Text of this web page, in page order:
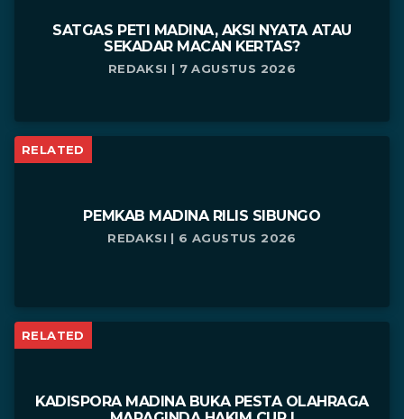
SATGAS PETI MADINA, AKSI NYATA ATAU
SEKADAR MACAN KERTAS?
REDAKSI | 7 AGUSTUS 2026
RELATED
PEMKAB MADINA RILIS SIBUNGO
REDAKSI | 6 AGUSTUS 2026
RELATED
KADISPORA MADINA BUKA PESTA OLAHRAGA